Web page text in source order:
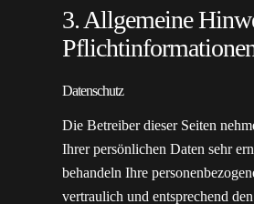
3. Allgemeine
Datenschutz
Die Betreiber dieser Seiten
Ihrer persönlichen Daten sehr
behandeln Ihre
vertraulich und entsprechend